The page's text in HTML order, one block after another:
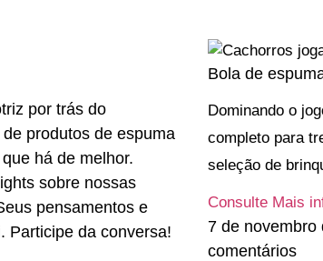
por trás do
produtos de espuma
há de melhor.
sobre nossas
pensamentos e
Participe da conversa!
Bola de
Dominando o
completo para
seleção de
Consulte Mais
7 de novembro
comentários